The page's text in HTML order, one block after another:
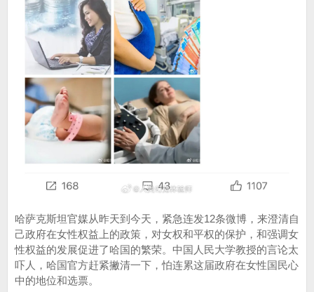
哈萨克斯坦官媒从昨天到今天，紧急连发12条微博，来澄清自
己政府在女性权益上的政策，对女权和平权的保护，和强调女
性权益的发展促进了哈国的繁荣。中国人民大学教授的言论太
吓人，哈国官方赶紧撇清一下，怕连累这届政府在女性国民心
中的地位和选票。